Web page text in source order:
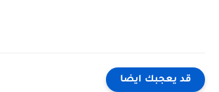
قد يعجبك ايضا